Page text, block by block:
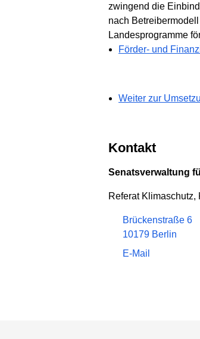
zwingend die
nach
Landesprogramme
Förder- und
Weiter zur
Kontakt
Senatsverwaltung
Referat
Brückenstraße 6
10179 Berlin
E-Mail